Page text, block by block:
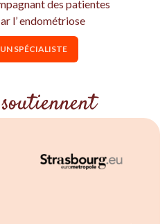
des patientes
l’ endométriose
SPÉCIALISTE